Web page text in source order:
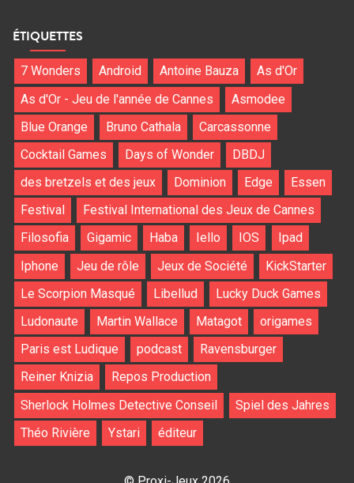
ÉTIQUETTES
7 Wonders Android Antoine Bauza
As d'Or
As d'Or - Jeu de l'année de Cannes
Asmodee
Blue Orange
Bruno Cathala
Carcassonne
Cocktail Games
Days of Wonder
DBDJ
des bretzels et des jeux
Dominion Edge
Essen
Festival
Festival International des Jeux de Cannes
Filosofia
Gigamic Haba Iello IOS
Ipad
Iphone
Jeu de rôle Jeux de Société
KickStarter
Le Scorpion Masqué
Libellud
Lucky Duck Games
Ludonaute
Martin Wallace Matagot
origames
Paris est Ludique
podcast
Ravensburger
Reiner Knizia
Repos Production
Sherlock Holmes Detective Conseil
Spiel des Jahres
Théo Rivière
Ystari éditeur